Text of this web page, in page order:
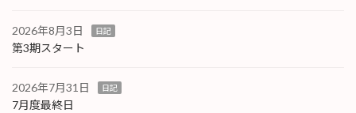
2026年8月3日 日記
第3期スタート
2026年7月31日 日記
7月度最終日